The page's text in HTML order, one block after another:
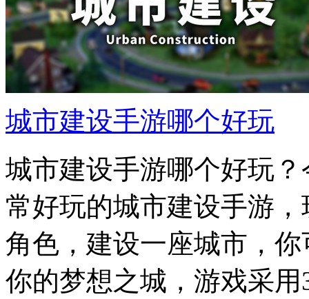
城市建设手游哪个好玩
城市建设手游哪个好玩
常好玩的城市建设手游
角色，建设一座城市，
你的梦想之城，游戏采